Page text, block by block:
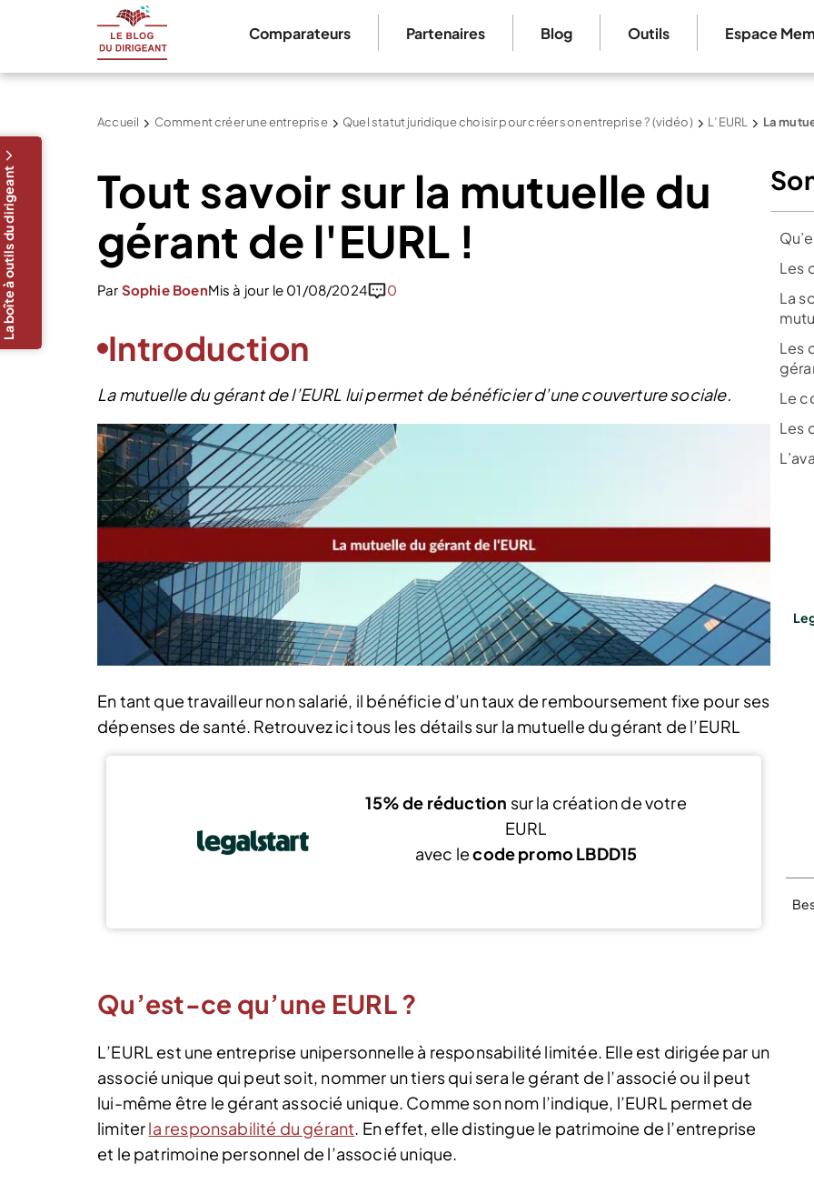
Comparateurs Partenaires Blog Outils Espace
Accueil Comment créer une entreprise Quel statut juridique choisir pour créer son entreprise ? (vidéo) L’EURL La
Tout savoir sur la mutuelle du
gérant de l'EURL !
Par Sophie BoenMis à jour le 01/08/2024 0
Introduction
La mutuelle du gérant de l’EURL lui permet de bénéficier d’une couverture sociale.
La boîte à outils du dirigeant
En tant que travailleur non salarié, il bénéficie d’un taux de remboursement fixe pour ses
dépenses de santé. Retrouvez ici tous les détails sur la mutuelle du gérant de l’EURL
15% de réduction sur la création de votre
EURL
avec lecode promo LBDD15
Qu’est-ce qu’une EURL ?
L’EURL est une entreprise unipersonnelle à responsabilité limitée. Elle est dirigée par un
associé unique qui peut soit, nommer un tiers qui sera le gérant de l’associé ou il peut
lui-même être le gérant associé unique. Comme son nom l’indique, l’EURL permet de
limiterla responsabilité du gérant. En effet, elle distingue le patrimoine de l’entreprise
et le patrimoine personnel de l’associé unique.
Les
La
Les
Le
Les